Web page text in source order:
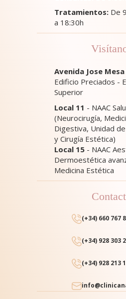
Tratamientos: De
a 18:30h
Avenida Jose
Edificio Preciados -
Superior
Local 11 - NAAC
(Neurocirugía,
Digestiva, Unidad
y Cirugía Estética)
Local 15 - NAAC
Dermoestética
Medicina Estética
(+34) 660 767
(+34) 928 303
(+34) 928 213